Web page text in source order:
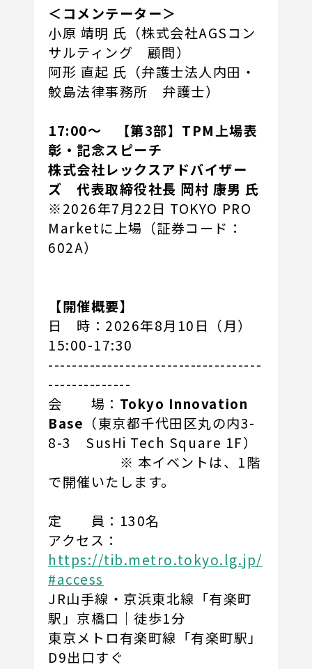
＜コメンテーター＞
小原 靖明 氏（株式会社AGSコン
サルティング 顧問）
阿形 直起 氏（弁護士法人内田・
鮫島法律事務所 弁護士）
17:00～ 【第3部】TPM上場表
彰・記念スピーチ
株式会社レックスアドバイザー
ズ 代表取締役社長 岡村 康男 氏
※2026年7月22日 TOKYO PRO
Marketに上場（証券コード：
602A）
【開催概要】
日 時：2026年8月10日（月）
15:00-17:30
------------------------------------
--------------
会 場： Tokyo Innovation
Base （東京都千代田区丸の内3-
8-3 SusHi Tech Square 1F）
※ 本イベントは、1階
で開催いたします。
定 員：130名
アクセス：
https://tib.metro.tokyo.lg.jp/
#access
JR山手線・京浜東北線「有楽町
駅」京橋口｜徒歩1分
東京メトロ有楽町線「有楽町駅」
D9出口すぐ